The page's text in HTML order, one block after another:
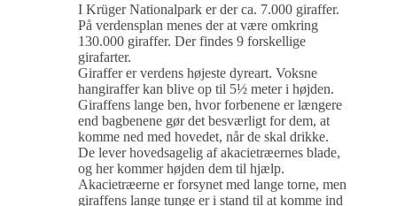
I Krüger Nationalpark er der ca. 7.000 giraffer.
På verdensplan menes der at være omkring
130.000 giraffer. Der findes 9 forskellige
girafarter.
Giraffer er verdens højeste dyreart. Voksne
hangiraffer kan blive op til 5½ meter i højden.
Giraffens lange ben, hvor forbenene er længere
end bagbenene gør det besværligt for dem, at
komme ned med hovedet, når de skal drikke.
De lever hovedsagelig af akacietræernes blade,
og her kommer højden dem til hjælp.
Akacietræerne er forsynet med lange torne, men
giraffens lange tunge er i stand til at komme ind